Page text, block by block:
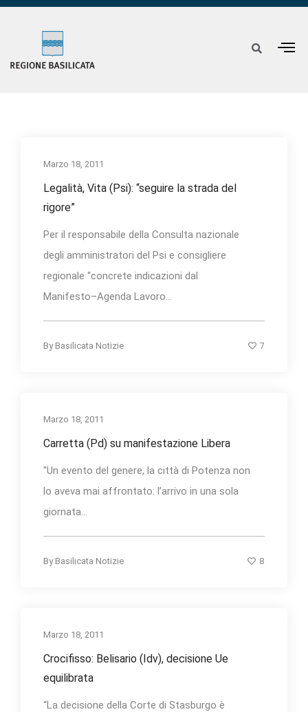
Marzo 18, 2011
Legalità, Vita (Psi): “seguire la strada del
rigore”
Per il responsabile della Consulta nazionale
degli amministratori del Psi e consigliere
regionale “concrete indicazioni dal
Manifesto–Agenda Lavoro...
By Basilicata Notizie 7
Marzo 18, 2011
Carretta (Pd) su manifestazione Libera
"Un evento del genere, la città di Potenza non
lo aveva mai affrontato: l’arrivo in una sola
giornata...
By Basilicata Notizie 8
Marzo 18, 2011
Crocifisso: Belisario (Idv), decisione Ue
equilibrata
“La decisione della Corte di Stasburgo è